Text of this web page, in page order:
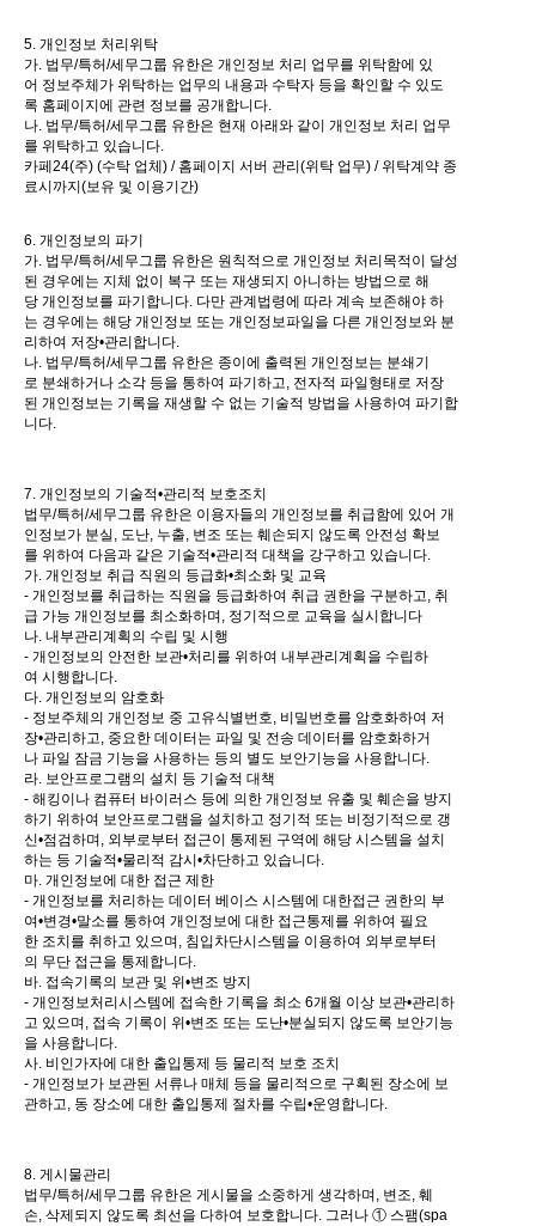
5. 개인정보 처리위탁
가. 법무/특허/세무그룹 유한은 개인정보 처리 업무를 위탁함에 있
어 정보주체가 위탁하는 업무의 내용과 수탁자 등을 확인할 수 있도
록 홈페이지에 관련 정보를 공개합니다.
나. 법무/특허/세무그룹 유한은 현재 아래와 같이 개인정보 처리 업무
를 위탁하고 있습니다.
카페24(주) (수탁 업체) / 홈페이지 서버 관리(위탁 업무) / 위탁계약 종
료시까지(보유 및 이용기간)
6. 개인정보의 파기
가. 법무/특허/세무그룹 유한은 원칙적으로 개인정보 처리목적이 달성
된 경우에는 지체 없이 복구 또는 재생되지 아니하는 방법으로 해
당 개인정보를 파기합니다. 다만 관계법령에 따라 계속 보존해야 하
는 경우에는 해당 개인정보 또는 개인정보파일을 다른 개인정보와 분
리하여 저장•관리합니다.
나. 법무/특허/세무그룹 유한은 종이에 출력된 개인정보는 분쇄기
로 분쇄하거나 소각 등을 통하여 파기하고, 전자적 파일형태로 저장
된 개인정보는 기록을 재생할 수 없는 기술적 방법을 사용하여 파기합
니다.
7. 개인정보의 기술적•관리적 보호조치
법무/특허/세무그룹 유한은 이용자들의 개인정보를 취급함에 있어 개
인정보가 분실, 도난, 누출, 변조 또는 훼손되지 않도록 안전성 확보
를 위하여 다음과 같은 기술적•관리적 대책을 강구하고 있습니다.
가. 개인정보 취급 직원의 등급화•최소화 및 교육
- 개인정보를 취급하는 직원을 등급화하여 취급 권한을 구분하고, 취
급 가능 개인정보를 최소화하며, 정기적으로 교육을 실시합니다
나. 내부관리계획의 수립 및 시행
- 개인정보의 안전한 보관•처리를 위하여 내부관리계획을 수립하
여 시행합니다.
다. 개인정보의 암호화
- 정보주체의 개인정보 중 고유식별번호, 비밀번호를 암호화하여 저
장•관리하고, 중요한 데이터는 파일 및 전송 데이터를 암호화하거
나 파일 잠금 기능을 사용하는 등의 별도 보안기능을 사용합니다.
라. 보안프로그램의 설치 등 기술적 대책
- 해킹이나 컴퓨터 바이러스 등에 의한 개인정보 유출 및 훼손을 방지
하기 위하여 보안프로그램을 설치하고 정기적 또는 비정기적으로 갱
신•점검하며, 외부로부터 접근이 통제된 구역에 해당 시스템을 설치
하는 등 기술적•물리적 감시•차단하고 있습니다.
마. 개인정보에 대한 접근 제한
- 개인정보를 처리하는 데이터 베이스 시스템에 대한접근 권한의 부
여•변경•말소를 통하여 개인정보에 대한 접근통제를 위하여 필요
한 조치를 취하고 있으며, 침입차단시스템을 이용하여 외부로부터
의 무단 접근을 통제합니다.
바. 접속기록의 보관 및 위•변조 방지
- 개인정보처리시스템에 접속한 기록을 최소 6개월 이상 보관•관리하
고 있으며, 접속 기록이 위•변조 또는 도난•분실되지 않도록 보안기능
을 사용합니다.
사. 비인가자에 대한 출입통제 등 물리적 보호 조치
- 개인정보가 보관된 서류나 매체 등을 물리적으로 구획된 장소에 보
관하고, 동 장소에 대한 출입통제 절차를 수립•운영합니다.
8. 게시물관리
법무/특허/세무그룹 유한은 게시물을 소중하게 생각하며, 변조, 훼
손, 삭제되지 않도록 최선을 다하여 보호합니다. 그러나 ① 스팸(spa